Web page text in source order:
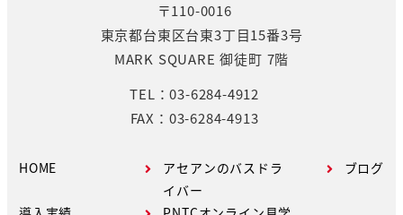
〒110-0016
東京都台東区台東3丁目15番3号
MARK SQUARE 御徒町 7階
TEL：03-6284-4912
FAX：03-6284-4913
HOME
アセアンのバスドラ
イバー
ブログ